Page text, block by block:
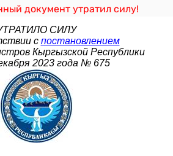
документ утратил силу!